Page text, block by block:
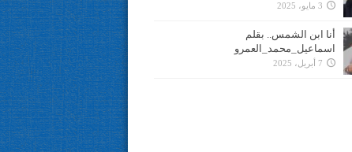
3 مايو، 2025
أنا ابن الشمس.. بقلم
اسماعيل_محمد_العمرو
7 أبريل، 2025